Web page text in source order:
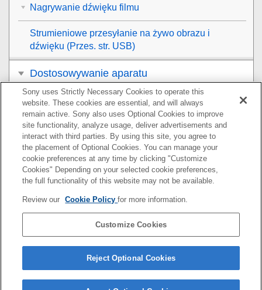
Nagrywanie dźwięku filmu
Strumieniowe przesyłanie na żywo obrazu i
dźwięku (Przes. str. USB)
Dostosowywanie aparatu
Przeglądanie
Zmiana ustawień aparatu
Funkcje dostępne w smartfonie
Korzystanie z komputera
Korzystanie z usługi w chmurze
W razie problemów
Sony uses Strictly Necessary Cookies to operate this
website. These cookies are essential, and will always
remain active. Sony also uses Optional Cookies to improve
site functionality, analyze usage, deliver advertisements and
interact with third parties. By using this site, you agree to
the placement of Optional Cookies. You can manage your
cookie preferences at any time by clicking "Customize
Cookies" Depending on your selected cookie preferences,
the full functionality of this website may not be available.
Review our Cookie Policyfor more information.
Customize Cookies
Reject Optional Cookies